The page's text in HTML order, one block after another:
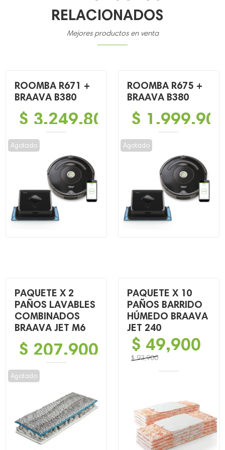
RELACIONADOS
Mejores productos en venta
ROOMBA R671 +
BRAAVA B380
$ 3,249,800
Agotado
ROOMBA R675 +
BRAAVA B380
$
Agotado
PAQUETE X 2
PAÑOS LAVABLES
COMBINADOS
BRAAVA JET M6
$ 207,900
Agotado
PAQUETE X 10
PAÑOS BARRIDO
HÚMEDO BRAAVA
JET 240
$93,900
$ 93,900.
$ 49,900
$ 49,900.